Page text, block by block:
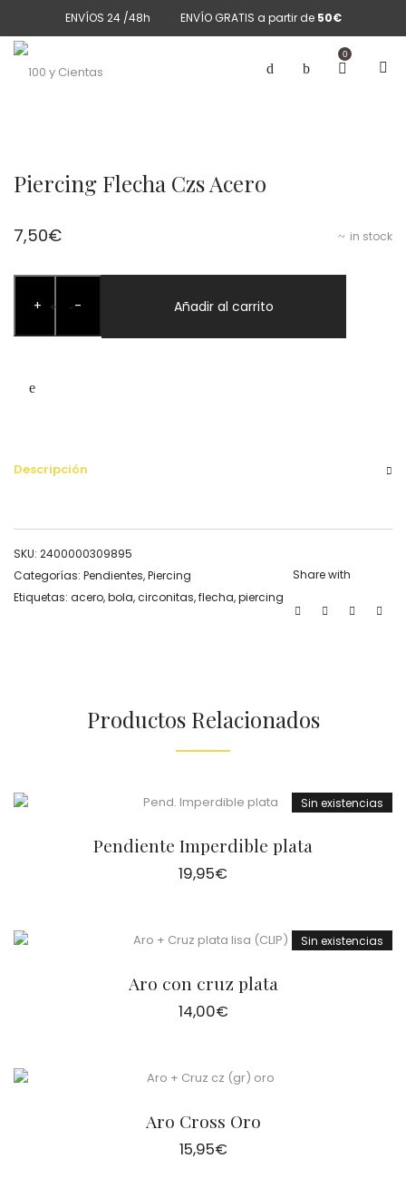
ENVÍOS 24 /48h ENVÍO GRATIS a partir de 50€
0
Piercing Flecha Czs Acero
in stock
7,50€
+ -Flecha
+ - Añadir al carrito
Descripción
SKU: 2400000309895
Categorías: Pendientes,Piercing
Etiquetas: acero,bola,circonitas,flecha,piercing
Share with
Productos Relacionados
Sin existencias
Pendiente Imperdible plata
19,95€
Sin existencias
Aro con cruz plata
14,00€
Aro Cross Oro
15,95€